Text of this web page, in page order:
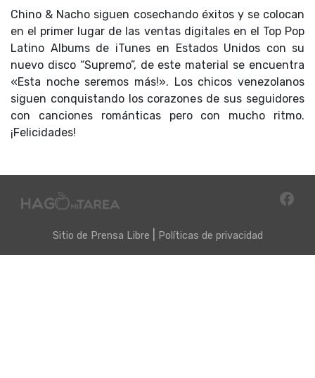
Chino & Nacho siguen cosechando éxitos y se colocan
en el primer lugar de las ventas digitales en el Top Pop
Latino Albums de iTunes en Estados Unidos con su
nuevo disco “Supremo”, de este material se encuentra
«Esta noche seremos más!». Los chicos venezolanos
siguen conquistando los corazones de sus seguidores
con canciones románticas pero con mucho ritmo.
¡Felicidades!
Sitio de Prensa Libre Políticas de privacidad